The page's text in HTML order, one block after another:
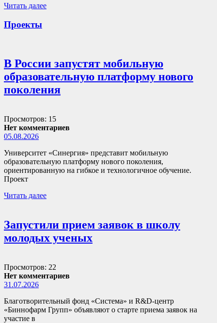
Читать далее
Проекты
В России запустят мобильную
образовательную платформу нового
поколения
Просмотров: 15
Нет комментариев
05.08.2026
Университет «Синергия» представит мобильную
образовательную платформу нового поколения,
ориентированную на гибкое и технологичное обучение.
Проект
Читать далее
Запустили прием заявок в школу
молодых ученых
Просмотров: 22
Нет комментариев
31.07.2026
Благотворительный фонд «Система» и R&D-центр
«Биннофарм Групп» объявляют о старте приема заявок на
участие в